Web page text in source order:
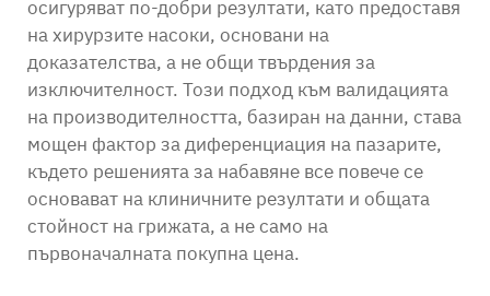
осигуряват по-добри резултати, като предоставя
на хирурзите насоки, основани на
доказателства, а не общи твърдения за
изключителност. Този подход към валидацията
на производителността, базиран на данни, става
мощен фактор за диференциация на пазарите,
където решенията за набавяне все повече се
основават на клиничните резултати и общата
стойност на грижата, а не само на
първоначалната покупна цена.